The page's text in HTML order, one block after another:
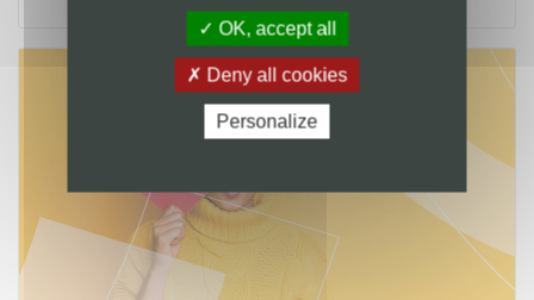
OK, accept all
Deny all cookies
Personalize